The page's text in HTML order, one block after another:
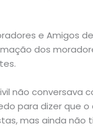
e Amigos
dos
não conversava
para dizer que
mas ainda não